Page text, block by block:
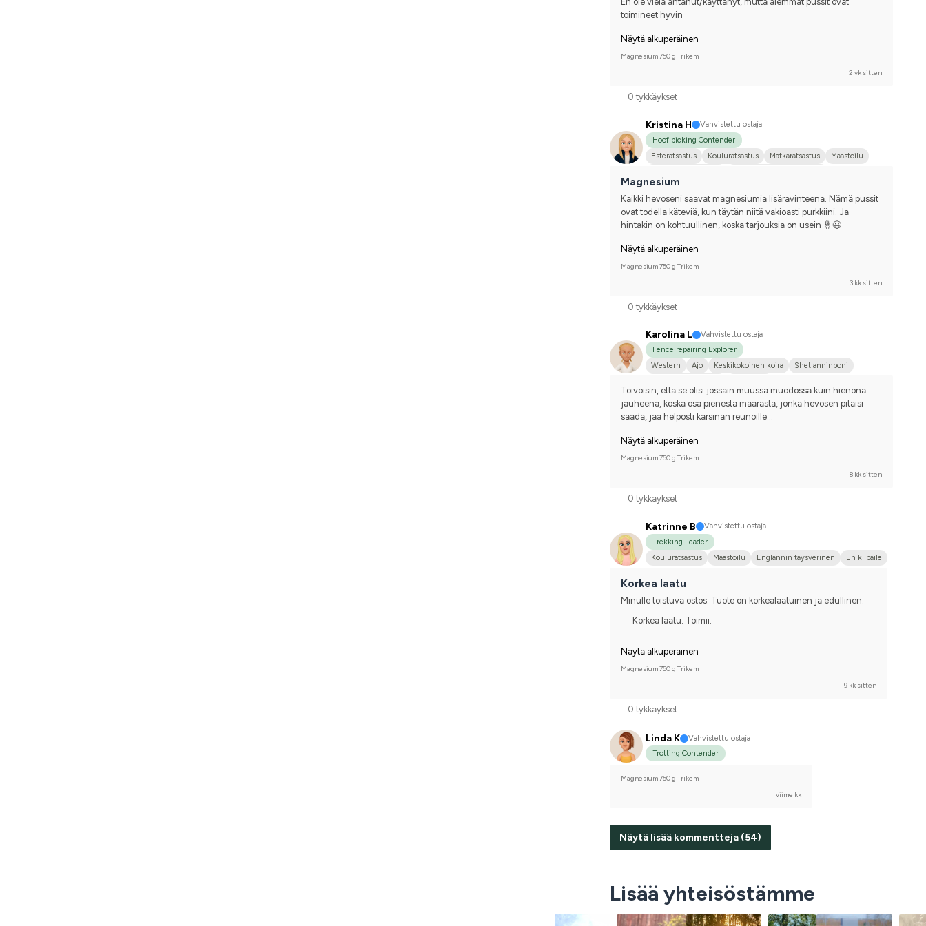
toimineet hyvin
Näytä alkuperäinen
Magnesium 750 g Trikem
2 vk sitten
0 tykkäykset
Kristina H
Vahvistettu ostaja
Hoof picking Contender
Esteratsastus
Kouluratsastus Matkaratsastus
Maastoilu
Kilpailen harrastetasolla
Magnesium
Kaikki hevoseni saavat magnesiumia lisäravinteena. Nämä pussit
ovat todella käteviä, kun täytän niitä vakioasti purkkiini. Ja
hintakin on kohtuullinen, koska tarjouksia on usein 🤞😃
Näytä alkuperäinen
Magnesium 750 g Trikem
3 kk sitten
0 tykkäykset
Karolina L
Vahvistettu ostaja
Fence repairing Explorer
Western
Ajo Keskikokoinen koira
Shetlanninponi
Toivoisin, että se olisi jossain muussa muodossa kuin hienona
jauheena, koska osa pienestä määrästä, jonka hevosen pitäisi
saada, jää helposti karsinan reunoille…
Näytä alkuperäinen
Magnesium 750 g Trikem
8 kk sitten
0 tykkäykset
Katrinne B
Vahvistettu ostaja
Trekking Leader
Kouluratsastus
Maastoilu Englannin täysverinen En kilpaile
Korkea laatu
Minulle toistuva ostos. Tuote on korkealaatuinen ja edullinen.
Korkea laatu. Toimii.
Näytä alkuperäinen
Magnesium 750 g Trikem
9 kk sitten
0 tykkäykset
Linda K
Vahvistettu ostaja
Trotting Contender
Magnesium 750 g Trikem
viime kk
Näytä lisää kommentteja (54)
Lisää yhteisöstämme